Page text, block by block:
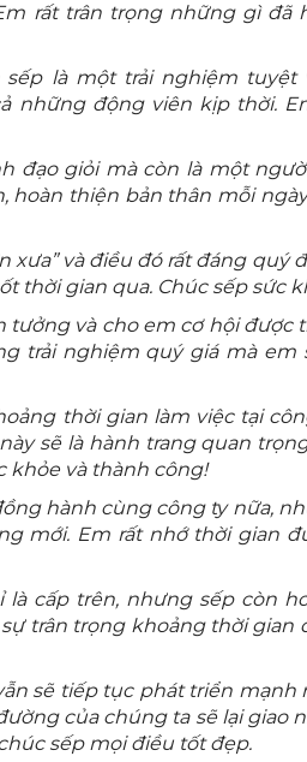
rất trân trọng những gì đã
là một trải nghiệm tuyệt
những động viên kịp thời.
đạo giỏi mà còn là một
hoàn thiện bản thân mỗi
xưa” và điều đó rất đáng quý
thời gian qua. Chúc sếp sức
tưởng và cho em cơ hội được
trải nghiệm quý giá mà em
thời gian làm việc tại
sẽ là hành trang quan
khỏe và thành công!
hành cùng công ty nữa,
mới. Em rất nhớ thời gian
là cấp trên, nhưng sếp còn
trân trọng khoảng thời gian
sẽ tiếp tục phát triển mạnh
của chúng ta sẽ lại giao
sếp mọi điều tốt đẹp.